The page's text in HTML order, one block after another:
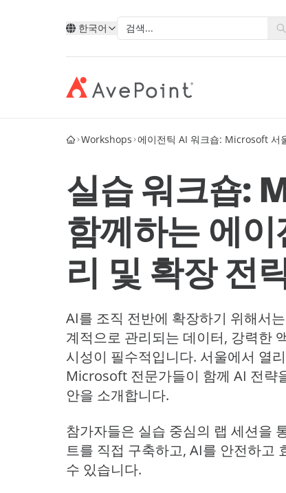
한국어
Microsoft
Google
Salesforce
공
에
전
소
모던 스위트
원 경험을 혁신합니다.
AvePoint Confide
안전한 메시징 솔루션
Fly SaaS
효율적인 콘텐츠 마이그레이션
학습의 무한한 확장
AvePoint tyGraph
고급 분석 도구
AvePoint를 통한 클라우드 서
AvePoint와 함께 새 솔루션을 개발하고
Microsoft, Google 및 Salesforce에서 서
비스 판매를 확장합니다.
파트너 되기
유형별
계정 포털
고객 사례
eBooks
웨비나
블로그
워크숍
이벤트
분석 보고서
제품 브로셔
#shifthappens
Workshops 에이전틱 AI 워크숍: Microsoft 서
실습 워크숍:
함께하는 에
리 및 확장 전
AI를 조직 전반에 확장하기 위해서
계적으로 관리되는 데이터, 강력한
시성이 필수적입니다. 서울에서 열
Microsoft 전문가들이 함께 AI 전략
안을 소개합니다.
참가자들은 실습 중심의 랩 세션을
트를 직접 구축하고, AI를 안전하고
수 있습니다.